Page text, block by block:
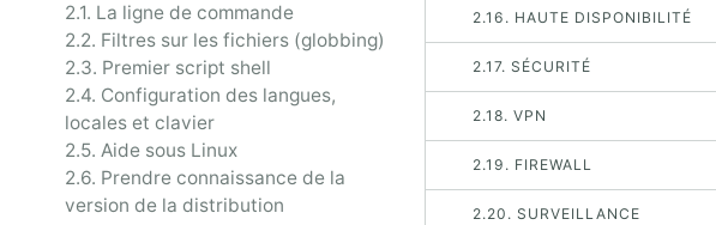
2.1. La ligne de commande
2.2. Filtres sur les fichiers (globbing)
2.3. Premier script shell
2.4. Configuration des langues,
locales et clavier
2.5. Aide sous Linux
2.6. Prendre connaissance de la
version de la distribution
2.16. HAUTE DISPONIBILITÉ
2.17. SÉCURITÉ
2.18. VPN
2.19. FIREWALL
2.20. SURVEILLANCE